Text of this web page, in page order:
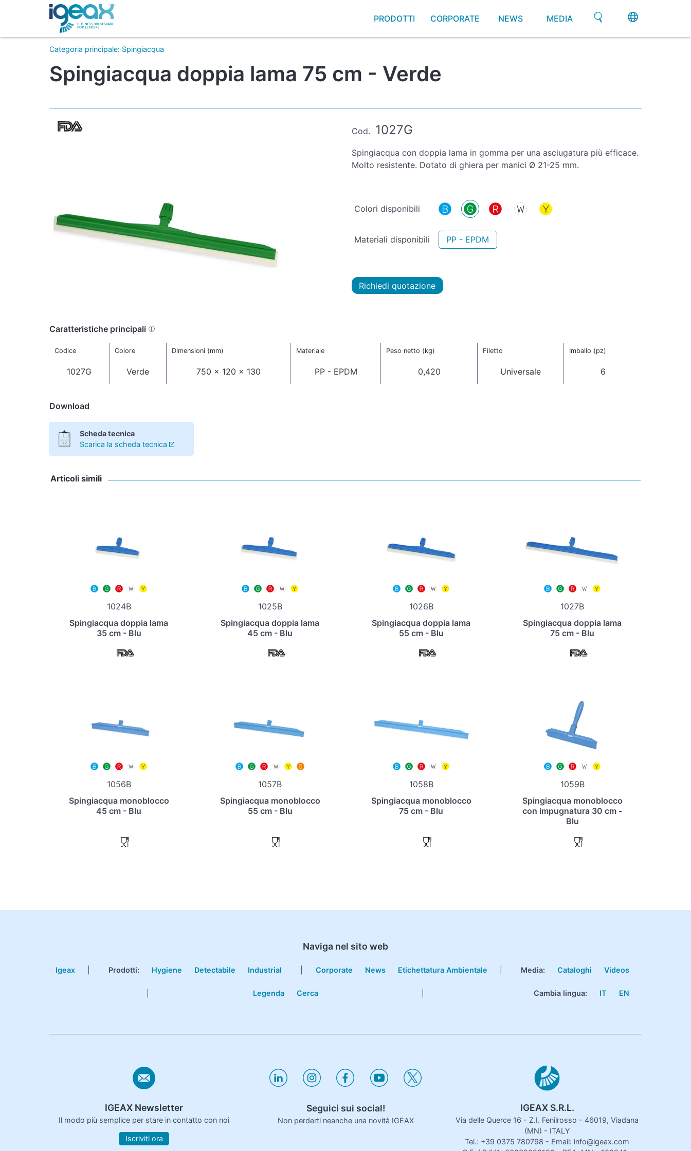
PRODOTTI CORPORATE NEWS MEDIA
Categoria principale: Spingiacqua
Spingiacqua doppia lama 75 cm - Verde
Cod. 1027G
Spingiacqua con doppia lama in gomma per una asciugatura più efficace.
Molto resistente. Dotato di ghiera per manici Ø 21-25 mm.
Colori disponibili
Materiali disponibili PP - EPDM
Richiedi quotazione
Caratteristiche principali
Codice Colore Dimensioni (mm) Materiale Peso netto (kg) Filetto Imballo (pz)
1027G Verde 750 x 120 x 130 PP - EPDM 0,420 Universale 6
Download
Scheda tecnica
Scarica la scheda tecnica
Articoli simili
1024B
Spingiacqua doppia lama
35 cm - Blu
1025B
Spingiacqua doppia lama
45 cm - Blu
1026B
Spingiacqua doppia lama
55 cm - Blu
1027B
Spingiacqua doppia lama
75 cm - Blu
1056B
Spingiacqua monoblocco
45 cm - Blu
1057B
Spingiacqua monoblocco
55 cm - Blu
1058B
Spingiacqua monoblocco
75 cm - Blu
1059B
Spingiacqua monoblocco
con impugnatura 30 cm -
Blu
Naviga nel sito web
Igeax Prodotti: Hygiene Detectabile Industrial Corporate News Etichettatura Ambientale Media: Cataloghi Videos
Legenda Cerca Cambia lingua: IT EN
IGEAX Newsletter
Il modo più semplice per stare in contatto con noi
Iscriviti ora
Seguici sui social!
Non perderti neanche una novità IGEAX
IGEAX S.R.L.
Via delle Querce 16 - Z.I. Fenilrosso - 46019, Viadana
(MN) - ITALY
Tel.: +39 0375 780798 - Email: info@igeax.com